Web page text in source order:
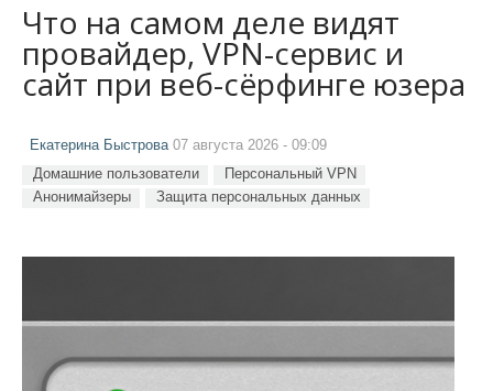
Что на самом деле видят
провайдер, VPN-сервис и
сайт при веб-сёрфинге юзера
Екатерина Быстрова07 августа 2026 - 09:09
Домашние пользователи
Персональный VPN
Анонимайзеры
Защита персональных данных